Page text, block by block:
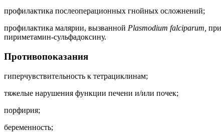
профилактика послеоперационных гнойных осложнений;
профилактика малярии, вызванной Plasmodium falciparum,
пириметамин-сульфадоксину.
Противопоказания
гиперчувствительность к тетрациклинам;
тяжелые нарушения функции печени и/или почек;
порфирия;
беременность;